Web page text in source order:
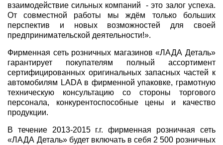
взаимодействие сильных компаний - это залог успеха.
От совместной работы мы ждём только больших
перспектив и новых возможностей для своей
предпринимательской деятельности!».
Фирменная сеть розничных магазинов «ЛАДА Деталь»
гарантирует покупателям полный ассортимент
сертифицированных оригинальных запасных частей к
автомобилям LADA в фирменной упаковке, грамотную
техническую консультацию со стороны торгового
персонала, конкурентоспособные цены и качество
продукции.
В течение 2013-2015 г.г. фирменная розничная сеть
«ЛАДА Деталь» будет включать в себя 2 500 розничных